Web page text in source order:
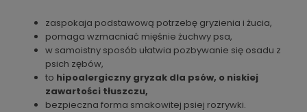
zaspokaja podstawową potrzebę gryzienia i żucia,
pomaga wzmacniać mięśnie żuchwy psa,
w samoistny sposób ułatwia pozbywanie się osadu z
psich zębów,
to hipoalergiczny gryzak dla psów, o niskiej
zawartości tłuszczu,
bezpieczna forma smakowitej psiej rozrywki.